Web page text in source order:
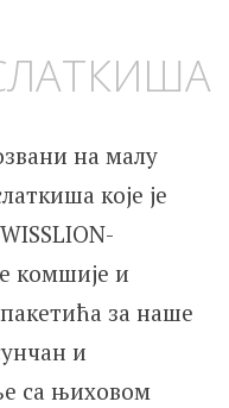
на малу
које је
комшије и
за наше
и
са њиховом